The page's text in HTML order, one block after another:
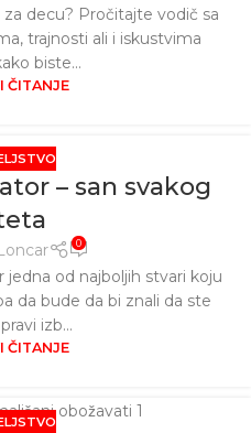
decu? Pročitajte vodič sa
trajnosti ali i iskustvima
biste...
ČITANJE
– san svakog
0
od najboljih stvari koju
da bude da bi znali da ste
izb...
ČITANJE